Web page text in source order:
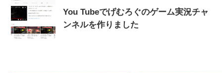
You Tubeでげむろぐのゲーム実況チャ
ンネルを作りました